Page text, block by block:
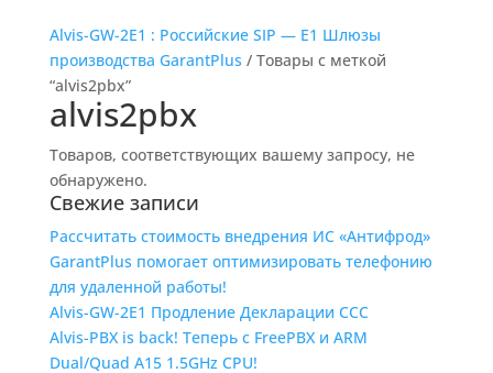
Alvis-GW-2E1 : Российские SIP — E1 Шлюзы
производства GarantPlus / Товары с меткой
“alvis2pbx”
alvis2pbx
Товаров, соответствующих вашему запросу, не
обнаружено.
Свежие записи
Рассчитать стоимость внедрения ИС «Антифрод»
GarantPlus помогает оптимизировать телефонию
для удаленной работы!
Alvis-GW-2E1 Продление Декларации ССС
Alvis-PBX is back! Теперь с FreePBX и ARM
Dual/Quad A15 1.5GHz CPU!